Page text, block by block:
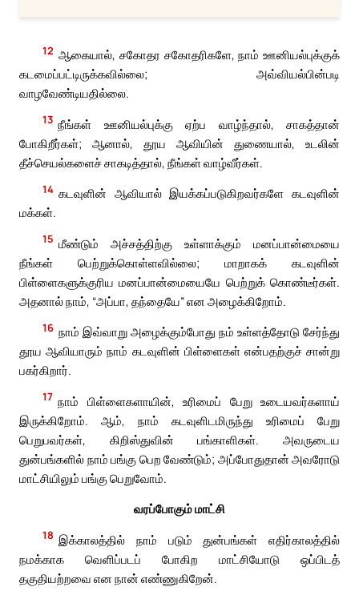
12 ஆகையால், சகோதர சகோதரிகளே, நாம் ஊனியல்புக்குக்
கடமைப்பட்டிருக்கவில்லை; அவ்வியல்பின்படி
வாழவேண்டியதில்லை.
13 நீங்கள் ஊனியல்புக்கு ஏற்ப வாழ்ந்தால், சாகத்தான்
போகிறீர்கள்; ஆனால், தூய ஆவியின் துணையால், உடலின்
தீச்செயல்களைச் சாகடித்தால், நீங்கள் வாழ்வீர்கள்.
14 கடவுளின் ஆவியால் இயக்கப்படுகிறவர்களே கடவுளின்
மக்கள்.
15 மீண்டும் அச்சத்திற்கு உள்ளாக்கும் மனப்பான்மையை
நீங்கள் பெற்றுக்கொள்ளவில்லை; மாறாகக் கடவுளின்
பிள்ளைகளுக்குரிய மனப்பான்மையையே பெற்றுக் கொண்டீர்கள்.
அதனால் நாம், “அப்பா, தந்தையே” என அழைக்கிறோம்.
16 நாம் இவ்வாறு அழைக்கும்போது நம் உள்ளத்தோடு சேர்ந்து
தூய ஆவியாரும் நாம் கடவுளின் பிள்ளைகள் என்பதற்குச் சான்று
பகர்கிறார்.
17 நாம் பிள்ளைகளாயின், உரிமைப் பேறு உடையவர்களாய்
இருக்கிறோம். ஆம், நாம் கடவுளிடமிருந்து உரிமைப் பேறு
பெறுபவர்கள், கிறிஸ்துவின் பங்காளிகள். அவருடைய
துன்பங்களில் நாம் பங்கு பெற வேண்டும்; அப்போதுதான் அவரோடு
மாட்சியிலும் பங்கு பெறுவோம்.
வரப்போகும் மாட்சி
18 இக்காலத்தில் நாம் படும் துன்பங்கள் எதிர்காலத்தில்
நமக்காக வெளிப்படப் போகிற மாட்சியோடு ஒப்பிடத்
தகுதியற்றவை என நான் எண்ணுகிறேன்.